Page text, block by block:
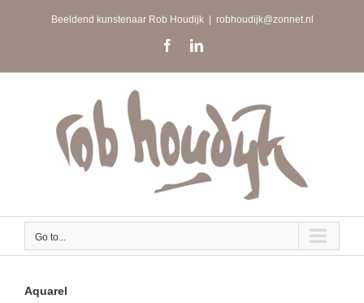
Beeldend kunstenaar Rob Houdijk robhoudijk@zonnet.nl
FacebookLinkedIn
Go to...
Aquarel